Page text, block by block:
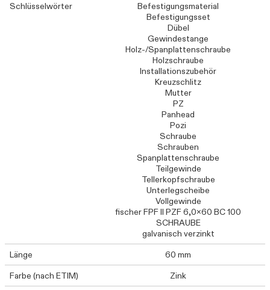
Schlüsselwörter
Befestigungsmaterial
Befestigungsset
Dübel
Gewindestange
Holz-/Spanplattenschraube
Holzschraube
Installationszubehör
Kreuzschlitz
Mutter
PZ
Panhead
Pozi
Schraube
Schrauben
Spanplattenschraube
Teilgewinde
Tellerkopfschraube
Unterlegscheibe
Vollgewinde
fischer FPF II PZF 6,0x60 BC 100
SCHRAUBE
galvanisch verzinkt
Länge
60 mm
Farbe (nach ETIM)
Zink